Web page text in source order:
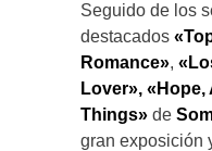
Seguido de los
destacados
Romance»,
Lover», «Hope,
Things» de
gran exposición